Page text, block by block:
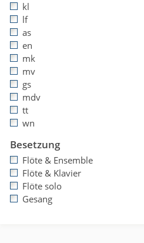
kl
lf
as
en
mk
mv
gs
mdv
tt
wn
Besetzung
Flöte & Ensemble
Flöte & Klavier
Flöte solo
Gesang